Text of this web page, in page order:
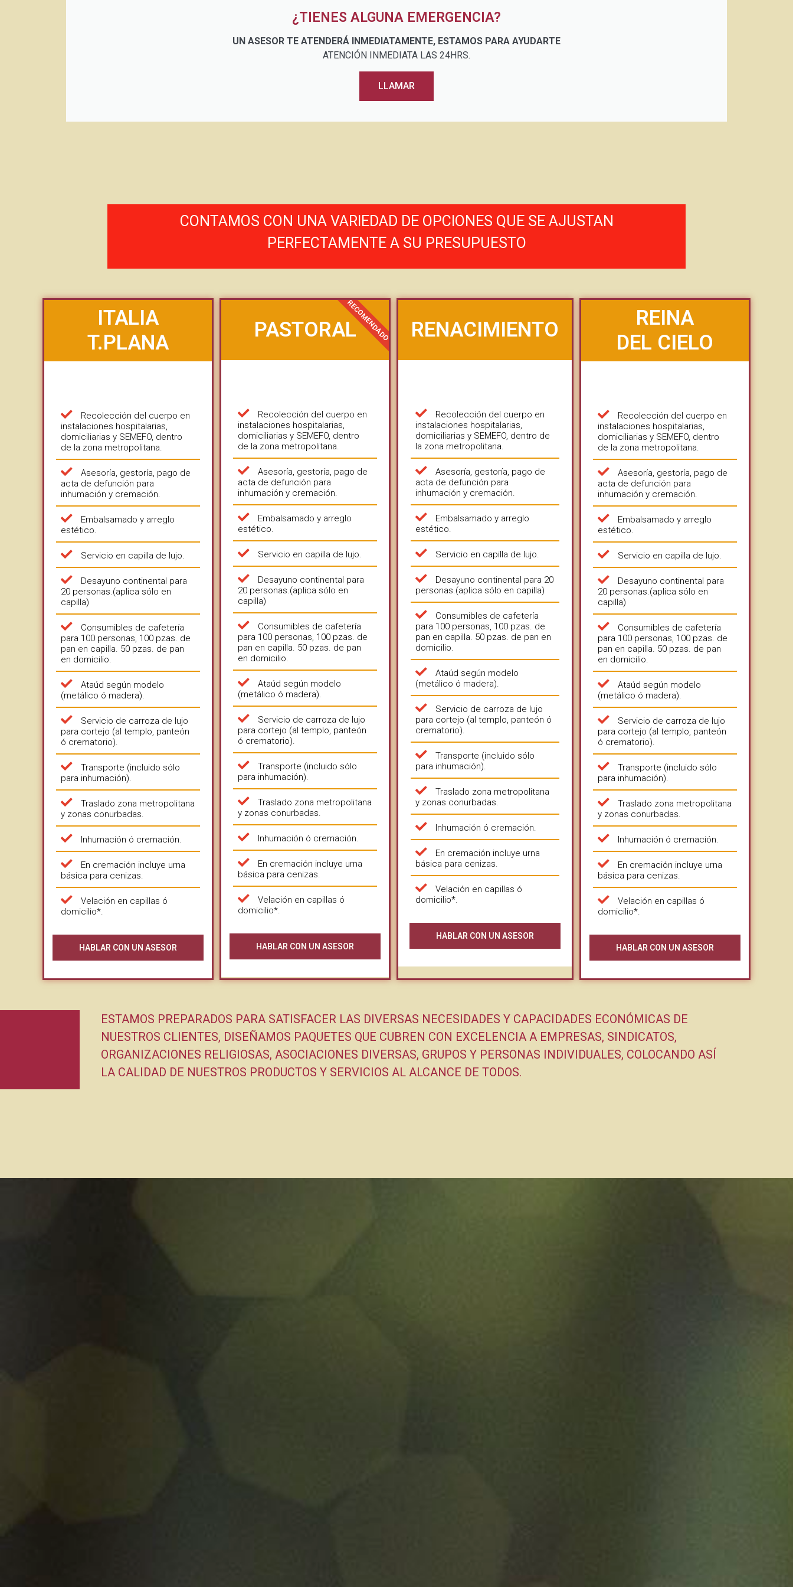
¿TIENES ALGUNA EMERGENCIA?
UN ASESOR TE ATENDERÁ INMEDIATAMENTE, ESTAMOS PARA AYUDARTE
ATENCIÓN INMEDIATA LAS 24HRS.
LLAMAR
CONTAMOS CON UNA VARIEDAD DE OPCIONES QUE SE AJUSTAN
PERFECTAMENTE A SU PRESUPUESTO
ITALIA
T.PLANA
Recolección del cuerpo en
instalaciones hospitalarias,
domiciliarias y SEMEFO, dentro
de la zona metropolitana.
Asesoría, gestoría, pago de
acta de defunción para
inhumación y cremación.
Embalsamado y arreglo
estético.
Servicio en capilla de lujo.
Desayuno continental para
20 personas.(aplica sólo en
capilla)
Consumibles de cafetería
para 100 personas, 100 pzas. de
pan en capilla. 50 pzas. de pan
en domicilio.
Ataúd según modelo
(metálico ó madera).
Servicio de carroza de lujo
para cortejo (al templo, panteón
ó crematorio).
Transporte (incluido sólo
para inhumación).
Traslado zona metropolitana
y zonas conurbadas.
Inhumación ó cremación.
En cremación incluye urna
básica para cenizas.
Velación en capillas ó
domicilio*.
HABLAR CON UN ASESOR
PASTORAL
Recolección del cuerpo en
instalaciones hospitalarias,
domiciliarias y SEMEFO, dentro
de la zona metropolitana.
Asesoría, gestoría, pago de
acta de defunción para
inhumación y cremación.
Embalsamado y arreglo
estético.
Servicio en capilla de lujo.
Desayuno continental para
20 personas.(aplica sólo en
capilla)
Consumibles de cafetería
para 100 personas, 100 pzas. de
pan en capilla. 50 pzas. de pan
en domicilio.
Ataúd según modelo
(metálico ó madera).
Servicio de carroza de lujo
para cortejo (al templo, panteón
ó crematorio).
Transporte (incluido sólo
para inhumación).
Traslado zona metropolitana
y zonas conurbadas.
Inhumación ó cremación.
En cremación incluye urna
básica para cenizas.
Velación en capillas ó
domicilio*.
HABLAR CON UN ASESOR
RECOMENDADO RENACIMIENTO
Recolección del cuerpo en
instalaciones hospitalarias,
domiciliarias y SEMEFO, dentro de
la zona metropolitana.
Asesoría, gestoría, pago de
acta de defunción para
inhumación y cremación.
Embalsamado y arreglo
estético.
Servicio en capilla de lujo.
Desayuno continental para 20
personas.(aplica sólo en capilla)
Consumibles de cafetería
para 100 personas, 100 pzas. de
pan en capilla. 50 pzas. de pan en
domicilio.
Ataúd según modelo
(metálico ó madera).
Servicio de carroza de lujo
para cortejo (al templo, panteón ó
crematorio).
Transporte (incluido sólo
para inhumación).
Traslado zona metropolitana
y zonas conurbadas.
Inhumación ó cremación.
En cremación incluye urna
básica para cenizas.
Velación en capillas ó
domicilio*.
HABLAR CON UN ASESOR
REINA
DEL CIELO
Recolección del cuerpo en
instalaciones hospitalarias,
domiciliarias y SEMEFO, dentro
de la zona metropolitana.
Asesoría, gestoría, pago de
acta de defunción para
inhumación y cremación.
Embalsamado y arreglo
estético.
Servicio en capilla de lujo.
Desayuno continental para
20 personas.(aplica sólo en
capilla)
Consumibles de cafetería
para 100 personas, 100 pzas. de
pan en capilla. 50 pzas. de pan
en domicilio.
Ataúd según modelo
(metálico ó madera).
Servicio de carroza de lujo
para cortejo (al templo, panteón
ó crematorio).
Transporte (incluido sólo
para inhumación).
Traslado zona metropolitana
y zonas conurbadas.
Inhumación ó cremación.
En cremación incluye urna
básica para cenizas.
Velación en capillas ó
domicilio*.
HABLAR CON UN ASESOR
ESTAMOS PREPARADOS PARA SATISFACER LAS DIVERSAS NECESIDADES Y CAPACIDADES ECONÓMICAS DE
NUESTROS CLIENTES, DISEÑAMOS PAQUETES QUE CUBREN CON EXCELENCIA A EMPRESAS, SINDICATOS,
ORGANIZACIONES RELIGIOSAS, ASOCIACIONES DIVERSAS, GRUPOS Y PERSONAS INDIVIDUALES, COLOCANDO ASÍ
LA CALIDAD DE NUESTROS PRODUCTOS Y SERVICIOS AL ALCANCE DE TODOS.